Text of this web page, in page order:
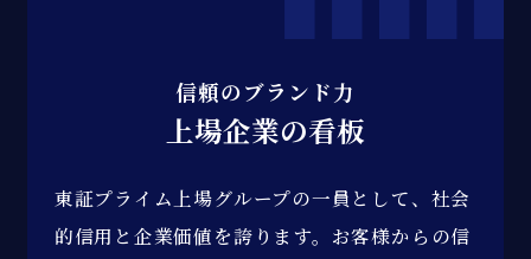
信頼のブランド力
上場企業の看板
東証プライム上場グループの一員として、社会
的信用と企業価値を誇ります。お客様からの信